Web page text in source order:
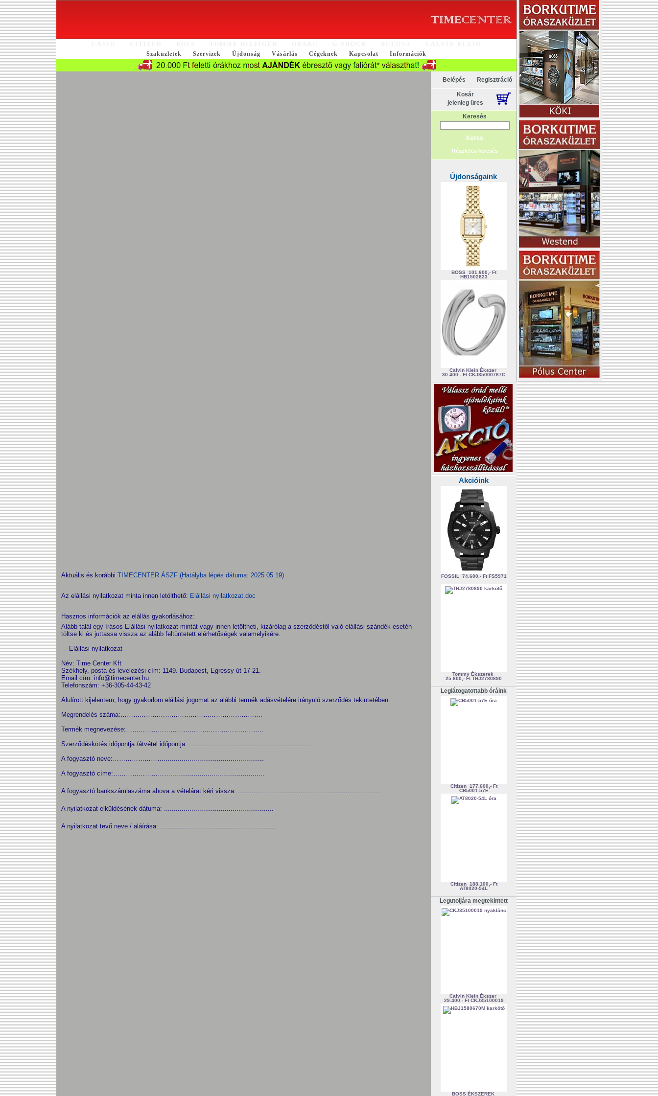
Szaküzletek
Szervizek Újdonság Vásárlás Cégeknek Kapcsolat Információk
Aktuális és korábbi TIMECENTER ÁSZF (Hatályba lépés dátuma: 2025.05.19)
Az elállási nyilatkozat minta innen letölthető: Elállási nyilatkozat.doc
Hasznos információk az elállás gyakorlásához:
Alább talál egy írásos Elállási nyilatkozat mintát vagy innen letöltheti, kizárólag a szerződéstől való elállási szándék esetén
töltse ki és juttassa vissza az alább feltüntetett elérhetőségek valamelyikére.
- Elállási nyilatkozat -
Név: Time Center Kft
Székhely, posta és levelezési cím: 1149. Budapest, Egressy út 17-21.
Email cím: info@timecenter.hu
Telefonszám: +36-305-44-43-42
Alulírott kijelentem, hogy gyakorlom elállási jogomat az alábbi termék adásvételére irányuló szerződés tekintetében:
Megrendelés száma:………………………………………………………….
Termék megnevezése:………………………………………………………..
Szerződéskötés időpontja /átvétel időpontja: ...............................................................
A fogyasztó neve:………………………................................................
A fogyasztó címe:………………………................................................
A fogyasztó bankszámlaszáma ahova a vételárat kéri vissza: ........................................................................
A nyilatkozat elküldésének dátuma: ........................................................
A nyilatkozat tevő neve / aláírása: ...........................................................
Belépés Regisztráció
Kosár
jelenleg üres
Keresés
Részletes keresés
Újdonságaink
BOSS 101.600,- Ft
HB1502823
Calvin Klein Ékszer
30.400,- Ft CKJ35000767C
Akcióink
FOSSIL 74.600,- Ft FS5971
Tommy Ékszerek
25.600,- Ft THJ2780890
Leglátogatottabb óráink
Citizen 177.600,- Ft
CB5001-57E
Citizen 188.100,- Ft
AT8020-54L
Legutoljára megtekintett
Calvin Klein Ékszer
29.400,- Ft CKJ35100019
BOSS ÉKSZEREK